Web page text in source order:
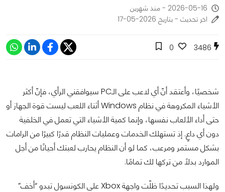
2026-05-16 - منذ شهرين
اخر تحديث - بتاريخ 2026-05-17
3486
0
شخصيًا، وأعتقد أنّ أي لاعب على الـPC سيوافقني الرأي، فإنّ أكثر
الأشياء المكروهة في نظام Windows أثناء اللعب ليست قوة الجهاز أو
حتى أداء الألعاب نفسها، وإنما كمية الأشياء التي تعمل في الخلفية
دون أي داعٍ. إذ تستهلك الخدمات وعمليات النظام قدرًا كبيرًا من الرامات
بشكل مستمر ومرعب، كما لو أن النظام يحارب لعبتك أحيانًا من أجل
الموارد بدلاً من تركها لك تمامًا.
ولهذا السبب تحديدًا ظلّت واجهة Xbox على الكونسول تبدو “أخف”